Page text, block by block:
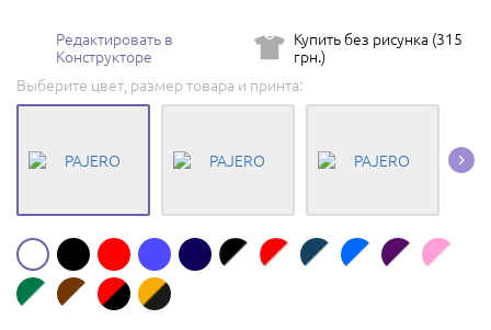
Редактировать в
Конструкторе
Купить без рисунка (315
грн.)
Выберите цвет, размер товара и принта: